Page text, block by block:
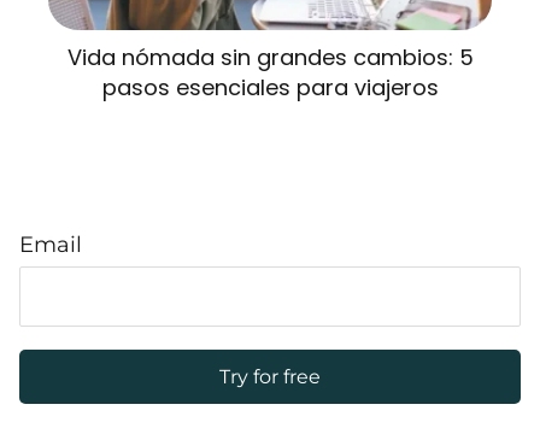
Vida nómada sin grandes cambios: 5
pasos esenciales para viajeros
Email